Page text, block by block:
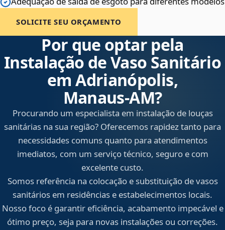
SOLICITE SEU ORÇAMENTO
Por que optar pela
Instalação de Vaso Sanitário
em Adrianópolis,
Manaus‑AM?
Procurando um especialista em instalação de louças
sanitárias na sua região? Oferecemos rapidez tanto para
necessidades comuns quanto para atendimentos
imediatos, com um serviço técnico, seguro e com
excelente custo.
Somos referência na colocação e substituição de vasos
sanitários em residências e estabelecimentos locais.
Nosso foco é garantir eficiência, acabamento impecável e
ótimo preço, seja para novas instalações ou correções.